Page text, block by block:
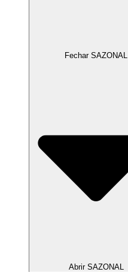
Fechar SAZONAL
Abrir SAZONAL